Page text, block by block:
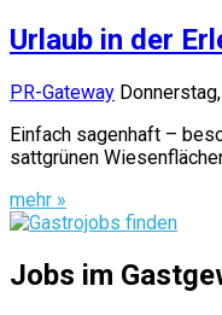
Urlaub in der
PR-Gateway
Einfach sagenhaft –
sattgrünen
mehr »
Jobs im